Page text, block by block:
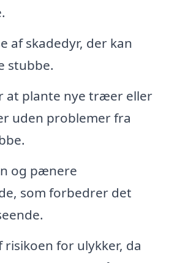
af skadedyr, der kan
stubbe.
at plante nye træer eller
uden problemer fra
og pænere
som forbedrer det
risikoen for ulykker, da